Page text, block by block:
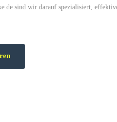
sind wir darauf spezialisiert,